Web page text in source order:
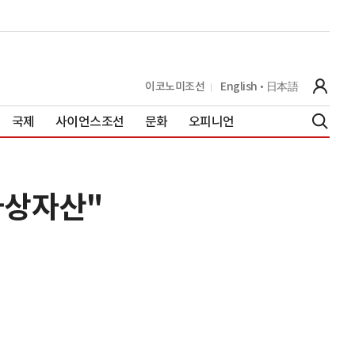
이코노미조선 English 日本語
국제 사이언스조선 문화 오피니언
자산"